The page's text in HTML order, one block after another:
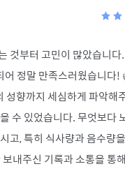
것부터 고민이 많았습니다
정말 만족스러웠습니다!
성향까지 세심하게 파악해
수 있었습니다. 무엇보다
고, 특히 식사량과 음수량
내주신 기록과 소통을 통